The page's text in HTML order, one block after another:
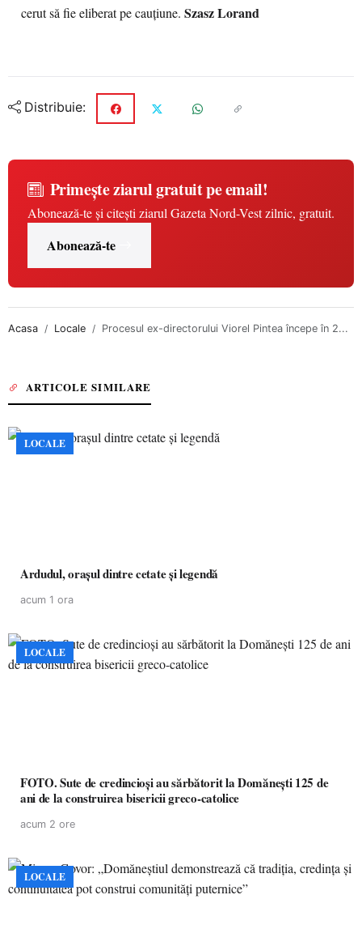
cerut să fie eliberat pe cauţiune. Szasz Lorand
Distribuie:
Primește ziarul gratuit pe email!
Abonează-te și citești ziarul Gazeta Nord-Vest zilnic, gratuit.
Abonează-te
Acasa Locale Procesul ex-directorului Viorel Pintea începe în 2...
ARTICOLE SIMILARE
LOCALE
Ardudul, orașul dintre cetate și legendă
acum 1 ora
LOCALE
FOTO. Sute de credincioși au sărbătorit la Domănești 125 de
ani de la construirea bisericii greco-catolice
acum 2 ore
LOCALE